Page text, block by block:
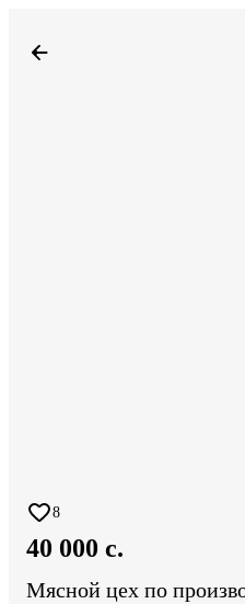
8
40 000 c.
Мясной цех по